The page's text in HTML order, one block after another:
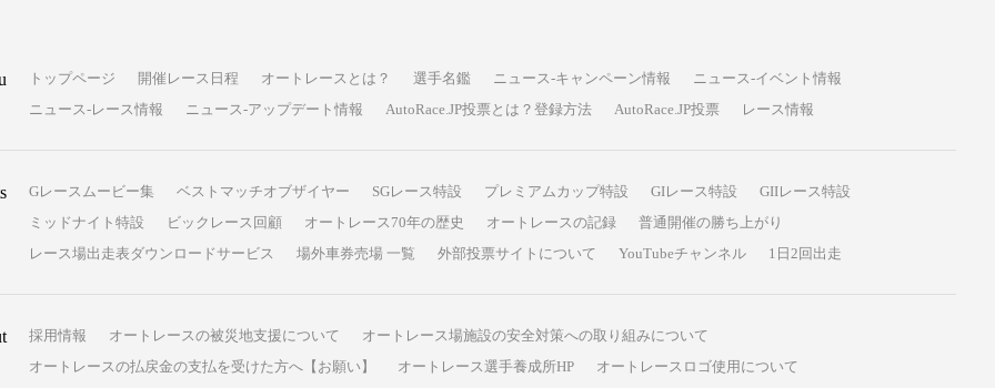
トップページ 開催レース日程 オートレースとは？ 選手名鑑 ニュース-キャンペーン情報
ニュース-イベント情報
ニュース-レース情報
ニュース-アップデート情報 AutoRace.JP投票とは？登録方法 AutoRace.JP投票 レース情報
Gレースムービー集 ベストマッチオブザイヤー SGレース特設 プレミアムカップ特設 GIレース特設
GIIレース特設
ミッドナイト特設
ビックレース回顧 オートレース70年の歴史 オートレースの記録
普通開催の勝ち上がり
レース場出走表ダウンロードサービス
場外車券売場 一覧 外部投票サイトについて YouTubeチャンネル 1日2回出走
採用情報 オートレースの被災地支援について
オートレース場施設の安全対策への取り組みについて
オートレースの払戻金の支払を受けた方へ【お願い】
オートレース選手養成所HP
オートレースロゴ使用について